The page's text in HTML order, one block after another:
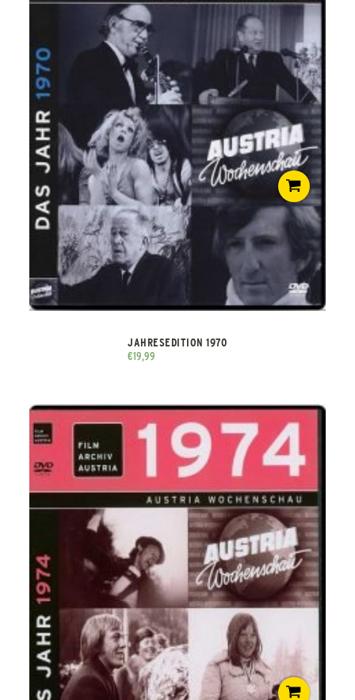
JAHRESEDITION 1970
€19,99